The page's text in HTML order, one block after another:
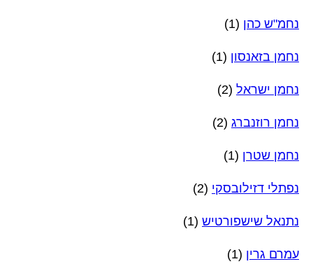
נחמ"ש כהן (1)
נחמן בזאנסון (1)
נחמן ישראל (2)
נחמן רוזנברג (2)
נחמן שטרן (1)
נפתלי דזילובסקי (2)
נתנאל שישפורטיש (1)
עמרם גרין (1)